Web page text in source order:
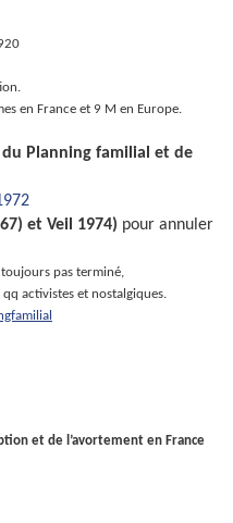
en France et 9 M en Europe.
Planning familial et de
et Veil 1974) pour annuler
pas terminé,
activistes et nostalgiques.
et de l’avortement en France